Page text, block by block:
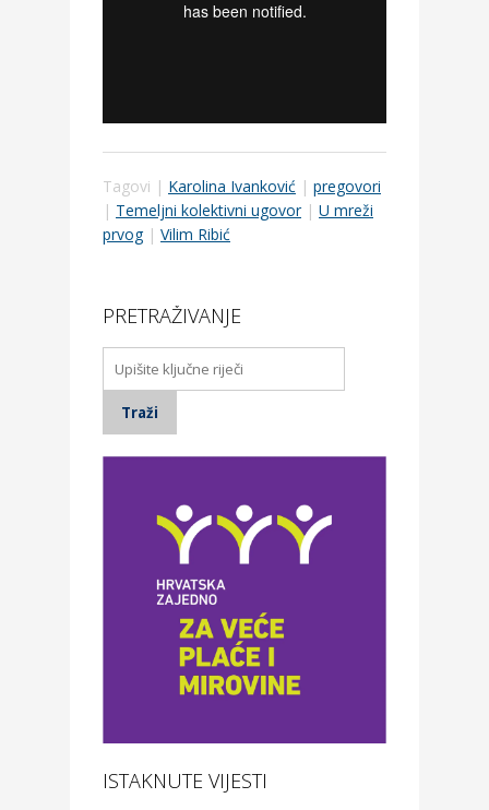
Tagovi | Karolina Ivanković | pregovori
| Temeljni kolektivni ugovor| U mreži
prvog| Vilim Ribić
PRETRAŽIVANJE
ISTAKNUTE VIJESTI